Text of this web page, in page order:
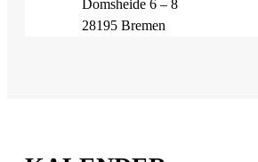
Domsheide 6 – 8
28195 Bremen